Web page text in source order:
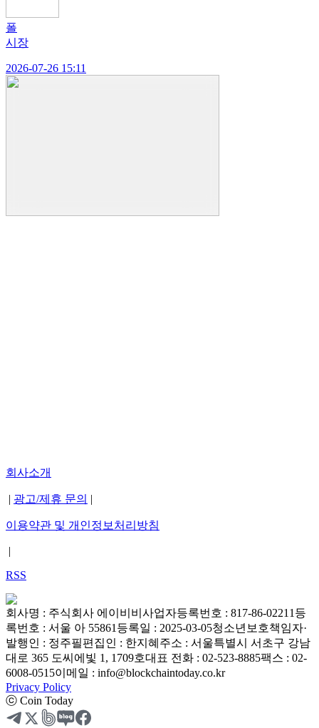
폴
시장
2026-07-26 15:11
회사소개
광고/제휴 문의
이용약관 및 개인정보처리방침
RSS
회사명 : 주식회사 에이비비 사업자등록번호 : 817-86-02211등
록번호 : 서울 아 55861등록일 : 2025-03-05청소년보호책임자·
발행인 : 정주필편집인 : 한지혜 주소 : 서울특별시 서초구 강남
대로 365 도씨에빛 1, 1709호대표 전화 : 02-523-8885팩스 : 02-
6008-0515이메일 : info@blockchaintoday.co.kr
Privacy Policy
ⓒ Coin Today